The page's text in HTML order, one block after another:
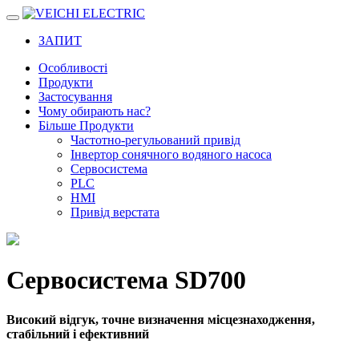
ЗАПИТ
Особливості
Продукти
Застосування
Чому обирають нас?
Більше Продукти
Частотно-регульований привід
Інвертор сонячного водяного насоса
Сервосистема
PLC
HMI
Привід верстата
Сервосистема SD700
Високий відгук, точне визначення місцезнаходження,
стабільний і ефективний